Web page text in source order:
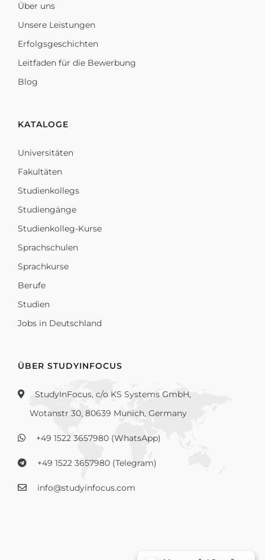
Über uns
Unsere Leistungen
Erfolgsgeschichten
Leitfaden für die Bewerbung
Blog
KATALOGE
Universitäten
Fakultäten
Studienkollegs
Studiengänge
Studienkolleg-Kurse
Sprachschulen
Sprachkurse
Berufe
Studien
Jobs in Deutschland
ÜBER STUDYINFOCUS
StudyInFocus, c/o KS Systems GmbH,
Wotanstr 30, 80639 Munich, Germany
+49 1522 3657980 (WhatsApp)
+49 1522 3657980 (Telegram)
info@studyinfocus.com